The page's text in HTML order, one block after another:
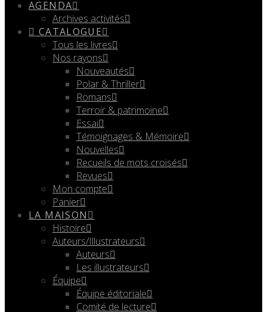
AGENDA
Archives activités
CATALOGUE
Tous les livres
Nos rayons
Nouveautés
Polar & Thriller
Romans
Terroir & patrimoine
Essai
Témoignages & Mémoire
Nouvelles
Recueils de mots croisés
Revues
Mon compte
Panier
LA MAISON
Histoire
Auteurs/Illustrateurs
Auteurs
Les illustrateurs
Équipe
Équipe éditoriale
Comité de lecture